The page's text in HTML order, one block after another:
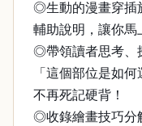
◎生動的漫畫穿插
輔助說明，讓你馬
◎帶領讀者思考、
「這個部位是如
不再死記硬背！
◎收錄繪畫技巧分